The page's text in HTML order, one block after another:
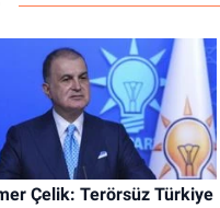
Çelik: Terörsüz Türkiye